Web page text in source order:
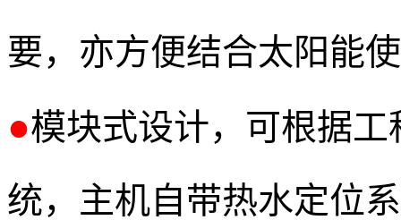
要，亦方便结合太阳能
●模块式设计，可根据
统，主机自带热水定位